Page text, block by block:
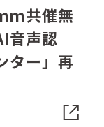
ｍ共催無
音声認
ター」再